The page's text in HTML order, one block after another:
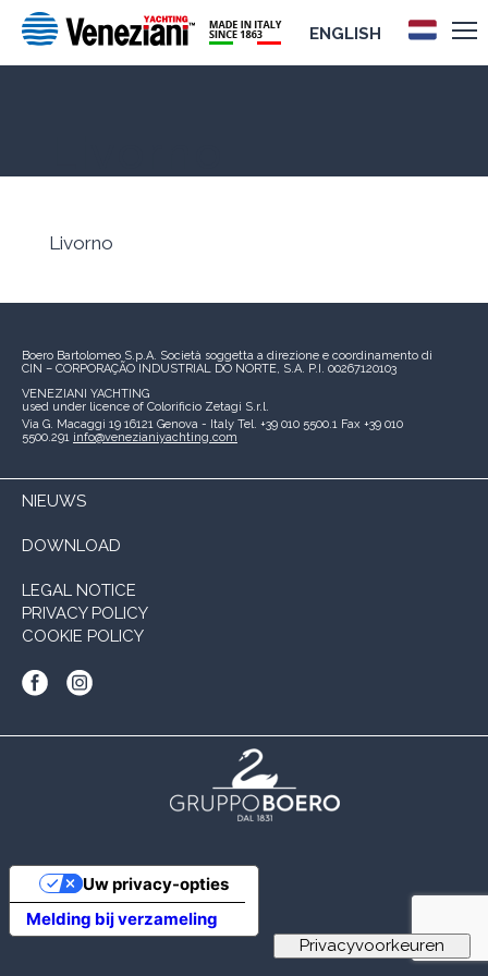
ENGLISH
Livorno
Boero Bartolomeo S.p.A. Società soggetta a direzione e coordinamento di
CIN – CORPORAÇÃO INDUSTRIAL DO NORTE, S.A. P.I. 00267120103
VENEZIANI YACHTING
used under licence of Colorificio Zetagi S.r.l.
Via G. Macaggi 19 16121 Genova - Italy Tel. +39 010 5500.1 Fax +39 010
5500.291 info@venezianiyachting.com
NIEUWS
DOWNLOAD
LEGAL NOTICE
PRIVACY POLICY
COOKIE POLICY
Melding bij verzameling
Uw privacy-opties